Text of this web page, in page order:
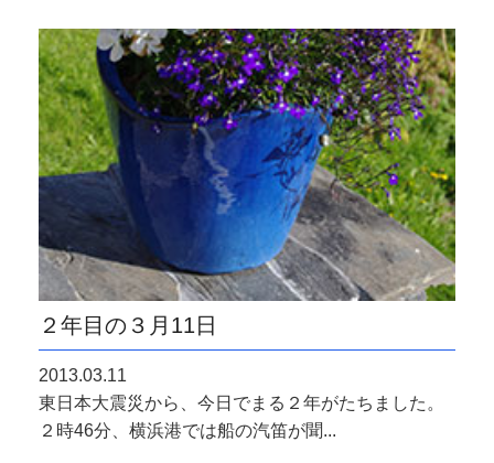
２年目の３月11日
2013.03.11
東日本大震災から、今日でまる２年がたちました。
２時46分、横浜港では船の汽笛が聞...